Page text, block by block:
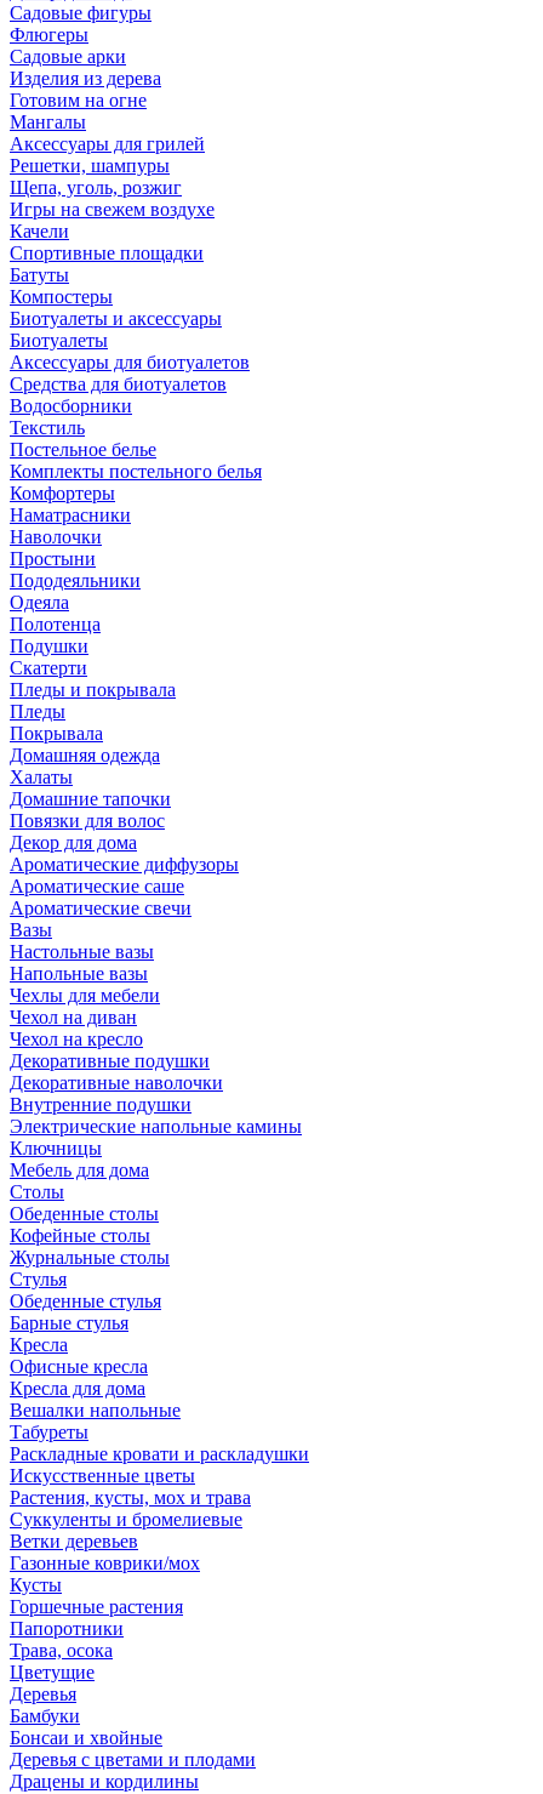
Садовые фигуры
Флюгеры
Садовые арки
Изделия из дерева
Готовим на огне
Мангалы
Аксессуары для грилей
Решетки, шампуры
Щепа, уголь, розжиг
Игры на свежем воздухе
Качели
Спортивные площадки
Батуты
Компостеры
Биотуалеты и аксессуары
Биотуалеты
Аксессуары для биотуалетов
Средства для биотуалетов
Водосборники
Текстиль
Постельное белье
Комплекты постельного белья
Комфортеры
Наматрасники
Наволочки
Простыни
Пододеяльники
Одеяла
Полотенца
Подушки
Скатерти
Пледы и покрывала
Пледы
Покрывала
Домашняя одежда
Халаты
Домашние тапочки
Повязки для волос
Декор для дома
Ароматические диффузоры
Ароматические саше
Ароматические свечи
Вазы
Настольные вазы
Напольные вазы
Чехлы для мебели
Чехол на диван
Чехол на кресло
Декоративные подушки
Декоративные наволочки
Внутренние подушки
Электрические напольные камины
Ключницы
Мебель для дома
Столы
Обеденные столы
Кофейные столы
Журнальные столы
Стулья
Обеденные стулья
Барные стулья
Кресла
Офисные кресла
Кресла для дома
Вешалки напольные
Табуреты
Раскладные кровати и раскладушки
Искусственные цветы
Растения, кусты, мох и трава
Суккуленты и бромелиевые
Ветки деревьев
Газонные коврики/мох
Кусты
Горшечные растения
Папоротники
Трава, осока
Цветущие
Деревья
Бамбуки
Бонсаи и хвойные
Деревья с цветами и плодами
Драцены и кордилины